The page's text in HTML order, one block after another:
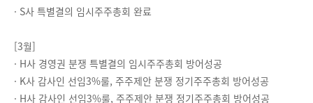
· S사 특별결의 임시주주총회 완료
[3월]
· H사 경영권 분쟁 특별결의 임시주주총회 방어성공
· K사 감사인 선임3%룰, 주주제안 분쟁 정기주주총회 방어성공
· H사 감사인 선임3%룰, 주주제안 분쟁 정기주주총회 방어성공